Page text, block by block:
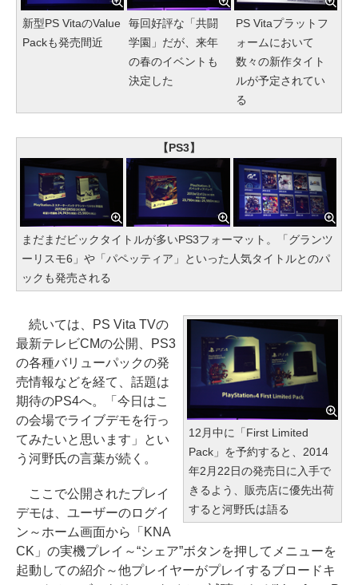
新型PS VitaのValue
Packも発売間近
毎回好評な「共闘
学園」だが、来年
の春のイベントも
決定した
PS Vitaプラットフ
ォームにおいて
数々の新作タイト
ルが予定されてい
る
【PS3】
まだまだビックタイトルが多いPS3フォーマット。「グランツ
ーリスモ6」や「パペッティア」といった人気タイトルとのパ
ックも発売される
12月中に「First Limited
Pack」を予約すると、2014
年2月22日の発売日に入手で
きるよう、販売店に優先出荷
すると河野氏は語る
続いては、PS Vita TVの
最新テレビCMの公開、PS3
の各種バリューパックの発
売情報などを経て、話題は
期待のPS4へ。「今日はこ
の会場でライブデモを行っ
てみたいと思います」とい
う河野氏の言葉が続く。
ここで公開されたプレイ
デモは、ユーザーのログイ
ン～ホーム画面から「KNA
CK」の実機プレイ～“シェア”ボタンを押してメニューを
起動しての紹介～他プレイヤーがプレイするブロードキ